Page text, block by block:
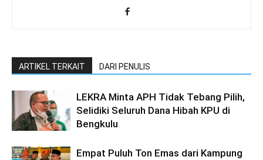
ARTIKEL TERKAIT DARI PENULIS
LEKRA Minta APH Tidak Tebang Pilih,
Selidiki Seluruh Dana Hibah KPU di
Bengkulu
Empat Puluh Ton Emas dari Kampung